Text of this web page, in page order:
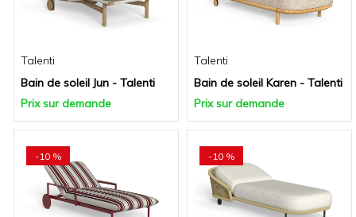
Talenti
Bain de soleil Jun - Talenti
Prix sur demande
Talenti
Bain de soleil Karen - Talenti
Prix sur demande
-10 % -10 %